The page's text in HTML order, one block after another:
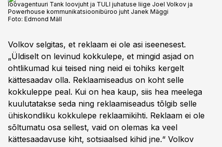
loovagentuuri Tank loovjuht ja TULI juhatuse liige Joel Volkov ja
Powerhouse kommunikatsioonibüroo juht Janek Mäggi
Foto: Edmond Mäll
Volkov selgitas, et reklaam ei ole asi iseenesest.
„Üldiselt on levinud kokkulepe, et mingid asjad on
ohtlikumad kui teised ning neid ei tohiks kergelt
kättesaadav olla. Reklaamiseadus on koht selle
kokkuleppe peal. Kui on hea kaup, siis hea meelega
kuulutatakse seda ning reklaamiseadus tõlgib selle
ühiskondliku kokkulepe reklaamikihti. Reklaam ei ole
sõltumatu osa sellest, vaid on olemas ka veel
kättesaadavuse kiht, sotsiaalsed kihid jne.“ Volkov